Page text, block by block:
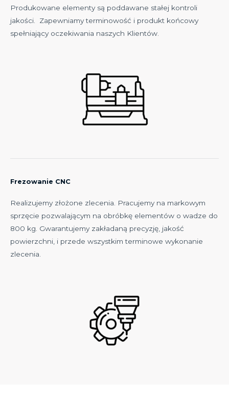
Produkowane elementy są poddawane stałej kontroli
jakości. Zapewniamy terminowość i produkt końcowy
spełniający oczekiwania naszych Klientów.
Frezowanie CNC
Realizujemy złożone zlecenia. Pracujemy na markowym
sprzęcie pozwalającym na obróbkę elementów o wadze do
800 kg. Gwarantujemy zakładaną precyzję, jakość
powierzchni, i przede wszystkim terminowe wykonanie
zlecenia.